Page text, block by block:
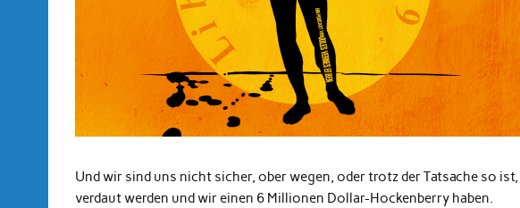
Und wir sind uns nicht sicher, ober wegen, oder trotz der Tatsache so
verdaut werden und wir einen 6 Millionen Dollar-Hockenberry haben.